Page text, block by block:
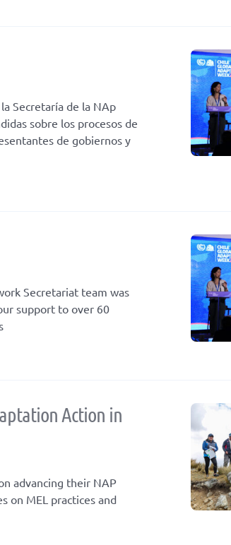
Secretaría de la NAp
sobre los procesos de
de gobiernos y
Secretariat team was
support to over 60
Action in
advancing their NAP
on MEL practices and